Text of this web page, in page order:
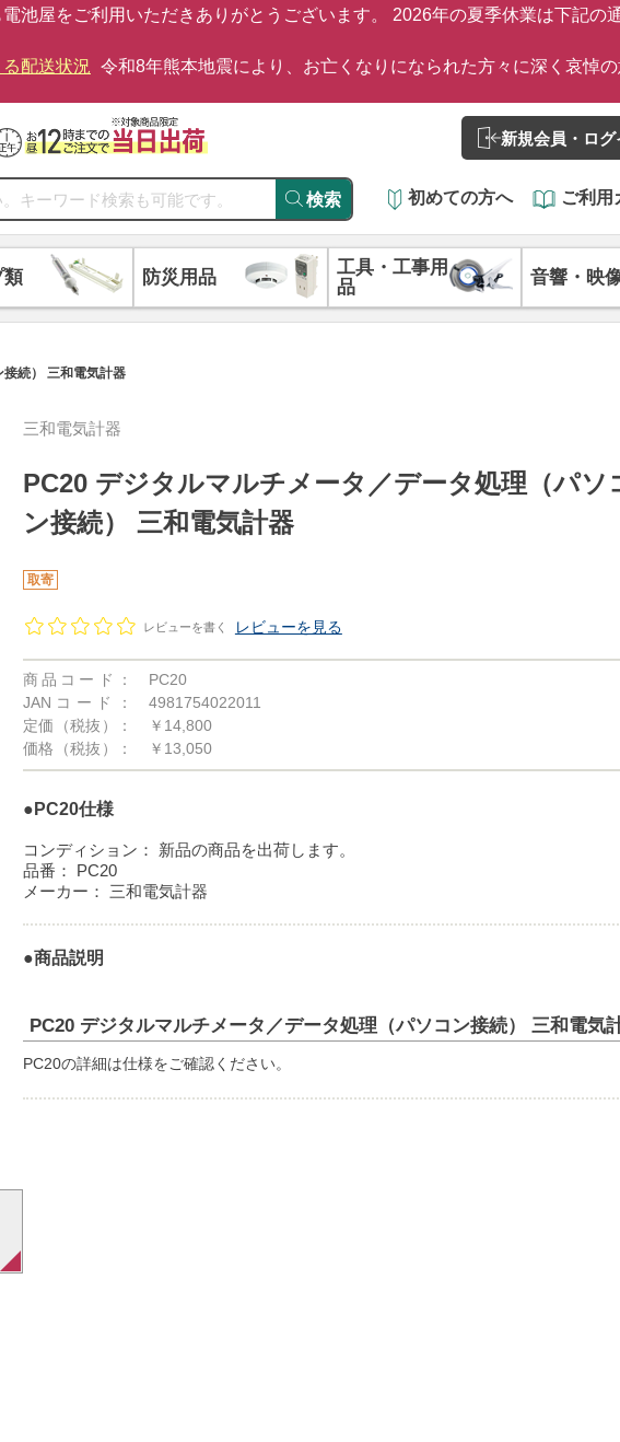
電池屋をご利用いただきありがとうございます。 2026年の夏季休業は下記の
る配送状況 令和8年熊本地震により、お亡くなりになられた方々に深く哀悼
新規会員・ログ
検索 初めての方へ ご利用
類 防災用品
工具・工事用
品
音響・映
続） 三和電気計器
三和電気計器
PC20 デジタルマルチメータ／データ処理（パソ
ン接続） 三和電気計器
取寄
レビューを書く レビューを見る
商品コード：
PC20
JANコード：
4981754022011
定価（税抜）：
￥14,800
価格（税抜）：
￥13,050
●PC20仕様
コンディション：
新品の商品を出荷します。
品番：
PC20
メーカー：
三和電気計器
●商品説明
PC20 デジタルマルチメータ／データ処理（パソコン接続） 三和電気
PC20の詳細は仕様をご確認ください。